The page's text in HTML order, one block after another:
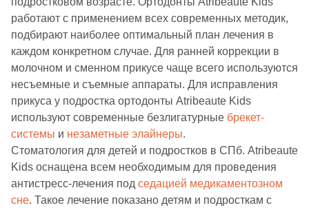
работают с применением всех современных методик,
подбирают наиболее оптимальный план лечения в
каждом конкретном случае. Для ранней коррекции в
молочном и сменном прикусе чаще всего используются
несъемные и съемные аппараты. Для исправления
прикуса у подростка ортодонты Atribeaute Kids
используют современные безлигатурные брекет-
системы и незаметные элайнеры.
Стоматология для детей и подростков в СПб. Atribeaute
Kids оснащена всем необходимым для проведения
антистресс-лечения под седацией медикаментозном
сне. Такое лечение показано детям и подросткам с